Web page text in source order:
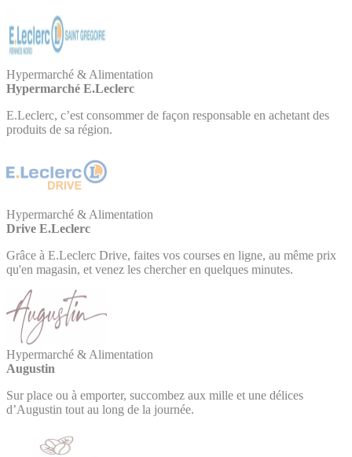
Hypermarché & Alimentation
Hypermarché E.Leclerc
E.Leclerc, c’est consommer de façon responsable en achetant des
produits de sa région.
Hypermarché & Alimentation
Drive E.Leclerc
Grâce à E.Leclerc Drive, faites vos courses en ligne, au même prix
qu'en magasin, et venez les chercher en quelques minutes.
Hypermarché & Alimentation
Augustin
Sur place ou à emporter, succombez aux mille et une délices
d’Augustin tout au long de la journée.